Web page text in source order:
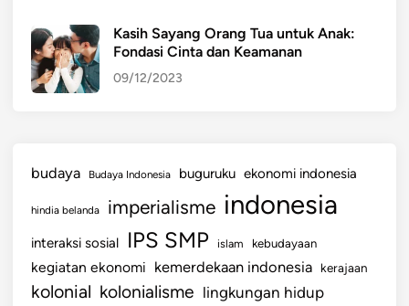
Kasih Sayang Orang Tua untuk Anak:
Fondasi Cinta dan Keamanan
09/12/2023
budaya Budaya Indonesia buguruku ekonomi indonesia
hindia belanda imperialisme indonesia
interaksi sosial IPS SMP islam kebudayaan
kegiatan ekonomi kemerdekaan indonesia kerajaan
kolonial kolonialisme lingkungan hidup